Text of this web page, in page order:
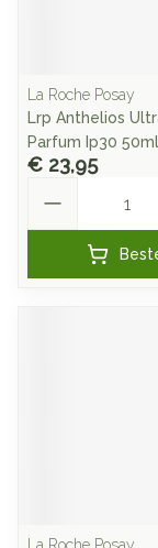
La Roche Posay
Lrp Anthelios
Parfum Ip30 50ml
€ 23,95